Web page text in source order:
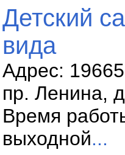
Детский
вида
Адрес:
пр. Ленина,
Время
выходной...